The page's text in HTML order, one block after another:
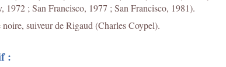
1972 ; San Francisco, 1977 ; San Francisco, 1981).
noire, suiveur de Rigaud (Charles Coypel).
: